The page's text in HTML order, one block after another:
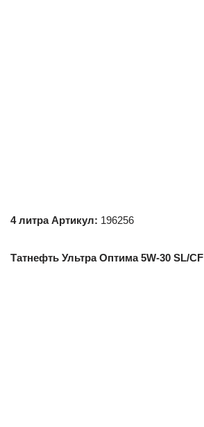
4 литра Артикул: 196256
Татнефть Ультра Оптима 5W-30 SL/CF